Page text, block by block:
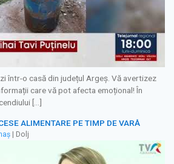
într-o casă din județul Argeș. Vă avertizez
care vă pot afecta emoțional! În
[…]
ALIMENTARE PE TIMP DE VARĂ
| Dolj